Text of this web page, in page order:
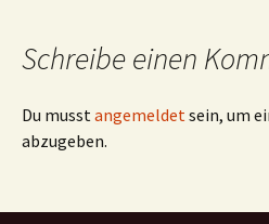
Schreibe einen
Du musst angemeldet sein, um
abzugeben.